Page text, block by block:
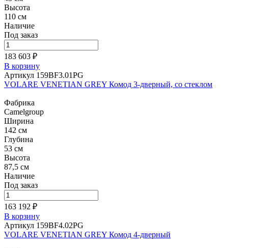
Высота
110 см
Наличие
Под заказ
183 603 ₽
В корзину
Артикул 159BF3.01PG
VOLARE VENETIAN GREY Комод 3-дверный, со стеклом
Фабрика
Camelgroup
Ширина
142 см
Глубина
53 см
Высота
87,5 см
Наличие
Под заказ
163 192 ₽
В корзину
Артикул 159BF4.02PG
VOLARE VENETIAN GREY Комод 4-дверный